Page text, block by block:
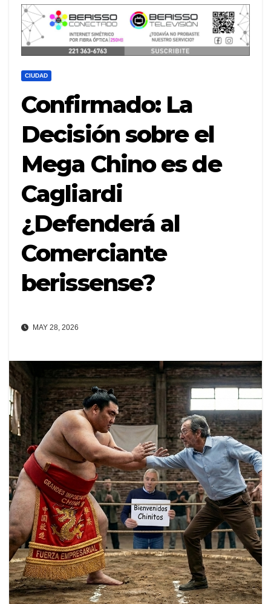
CIUDAD
Confirmado: La
Decisión sobre el
Mega Chino es de
Cagliardi
¿Defenderá al
Comerciante
berissense?
MAY 28, 2026